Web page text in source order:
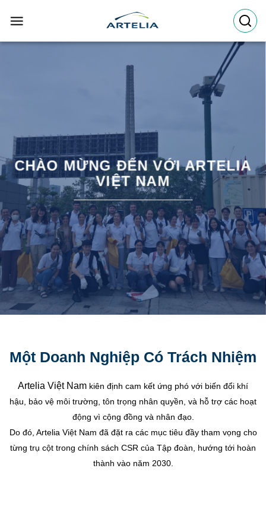
CHÀO MỪNG ĐẾN VỚI ARTELIA
VIỆT NAM
Một Doanh Nghiệp Có Trách Nhiệm
Artelia Việt Nam kiên định cam kết ứng phó với biến đổi khí
hậu, bảo vệ môi trường, tôn trọng nhân quyền, và hỗ trợ các hoạt
động vì cộng đồng và nhân đạo.
Do đó, Artelia Việt Nam đã đặt ra các mục tiêu đầy tham vọng cho
từng trụ cột trong chính sách CSR của Tập đoàn, hướng tới hoàn
thành vào năm 2030.